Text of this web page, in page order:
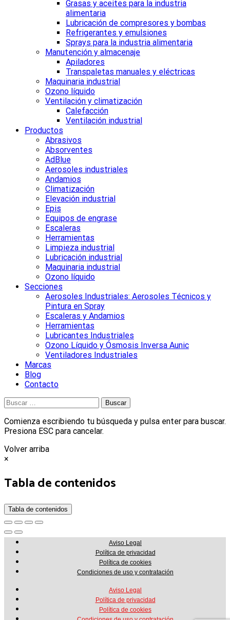
Grasas y aceites para la industria
alimentaria
Lubricación de compresores y bombas
Refrigerantes y emulsiones
Sprays para la industria alimentaria
Manutención y almacenaje
Apiladores
Transpaletas manuales y eléctricas
Maquinaria industrial
Ozono líquido
Ventilación y climatización
Calefacción
Ventilación industrial
Productos
Abrasivos
Absorventes
AdBlue
Aerosoles industriales
Andamios
Climatización
Elevación industrial
Epis
Equipos de engrase
Escaleras
Herramientas
Limpieza industrial
Lubricación industrial
Maquinaria industrial
Ozono líquido
Secciones
Aerosoles Industriales: Aerosoles Técnicos y
Pintura en Spray
Escaleras y Andamios
Herramientas
Lubricantes Industriales
Ozono Líquido y Ósmosis Inversa Aunic
Ventiladores Industriales
Marcas
Blog
Contacto
Buscar:
Comienza escribiendo tu búsqueda y pulsa enter para buscar.
Presiona ESC para cancelar.
Volver arriba
×
Tabla de contenidos
Tabla de contenidos
Aviso Legal
Política de privacidad
Política de cookies
Condiciones de uso y contratación
Aviso Legal
Política de privacidad
Política de cookies